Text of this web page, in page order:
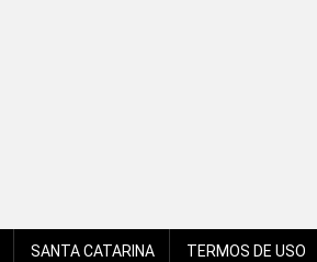
SANTA CATARINA TERMOS DE USO